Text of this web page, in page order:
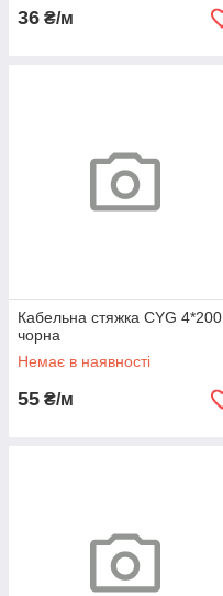
36 ₴/м
Кабельна стяжка CYG 4*200
чорна
Немає в наявності
55 ₴/м